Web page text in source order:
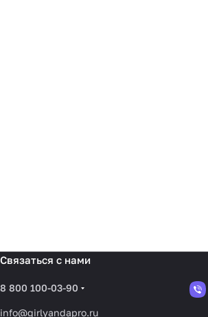
Связаться с нами
8 800 100-03-90
info@girlyandapro.ru